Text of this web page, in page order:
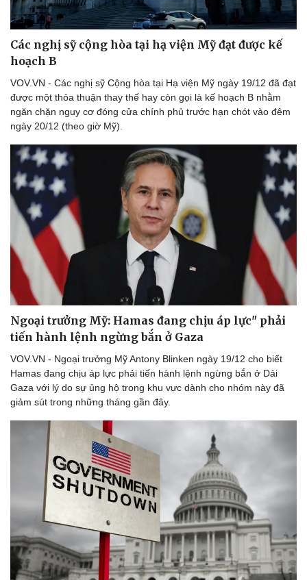
Thể thao
Bóng đá
Lịch thi đấu bóng đá
Thế giới thể thao
eSports
Hậu trường
Ô tô - Xe máy
Ô tô
Xe máy
Tư vấn
Các nghị sỹ cộng hòa tại hạ viện Mỹ đạt được kế
hoạch B
VOV.VN - Các nghị sỹ Cộng hòa tại Hạ viện Mỹ ngày 19/12 đã đạt
được một thỏa thuận thay thế hay còn gọi là kế hoạch B nhằm
ngăn chặn nguy cơ đóng cửa chính phủ trước hạn chót vào đêm
ngày 20/12 (theo giờ Mỹ).
Ngoại trưởng Mỹ: Hamas đang chịu áp lực" phải
tiến hành lệnh ngừng bắn ở Gaza
VOV.VN - Ngoại trưởng Mỹ Antony Blinken ngày 19/12 cho biết
Hamas đang chịu áp lực phải tiến hành lệnh ngừng bắn ở Dải
Gaza với lý do sự ủng hộ trong khu vực dành cho nhóm này đã
giảm sút trong những tháng gần đây.